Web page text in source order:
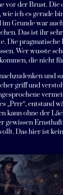
der Brust. Die
ich es gerade
Grunde war
Das ist ihr
pragmatische
Wer wusste
die nicht
und
griff und
„Prrr“, entstand
kann ohne der
Das hier ist